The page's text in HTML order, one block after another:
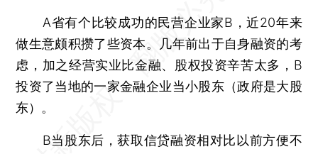
A省有个比较成功的民营企业家B，近20年来
做生意颇积攒了些资本。几年前出于自身融资的考
虑，加之经营实业比金融、股权投资辛苦太多，B
投资了当地的一家金融企业当小股东（政府是大股
东）。
B当股东后，获取信贷融资相对比以前方便不